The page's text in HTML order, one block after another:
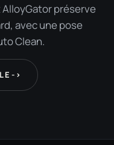
préserve
avec une pose
Clean.
->